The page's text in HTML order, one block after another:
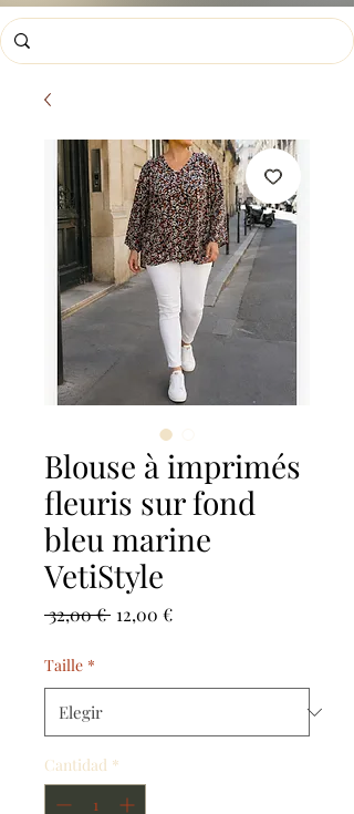
Blouse à imprimés
fleuris sur fond
bleu marine
VetiStyle
32,00 € Precio
12,00 €Precio
Taille *
Cantidad *